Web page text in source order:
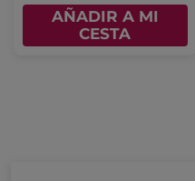
AÑADIR A MI
CESTA